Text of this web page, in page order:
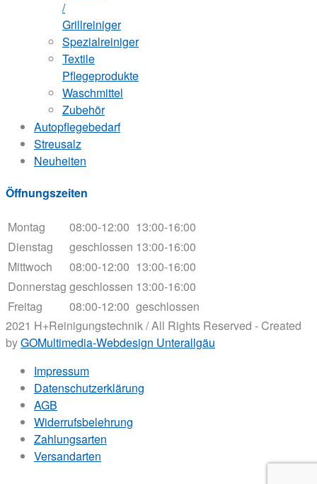
/
Grillreiniger
Spezialreiniger
Textile
Pflegeprodukte
Waschmittel
Zubehör
Autopflegebedarf
Streusalz
Neuheiten
Öffnungszeiten
Montag 08:00-12:00 13:00-16:00
Dienstag
geschlossen 13:00-16:00
Mittwoch
08:00-12:00 13:00-16:00
Donnerstag geschlossen 13:00-16:00
Freitag
08:00-12:00 geschlossen
2021 H+Reinigungstechnik / All Rights Reserved - Created
byGOMultimedia-Webdesign Unterallgäu
Impressum
Datenschutzerklärung
AGB
Widerrufsbelehrung
Zahlungsarten
Versandarten